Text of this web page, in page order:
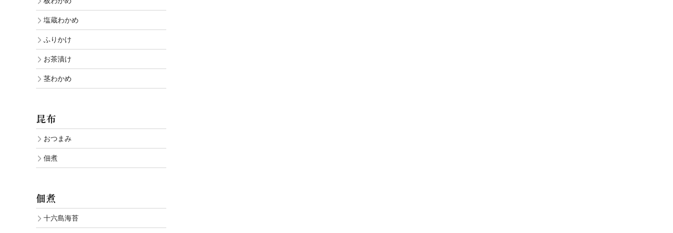
塩蔵わかめ
ふりかけ
お茶漬け
茎わかめ
昆布
おつまみ
佃煮
佃煮
十六島海苔